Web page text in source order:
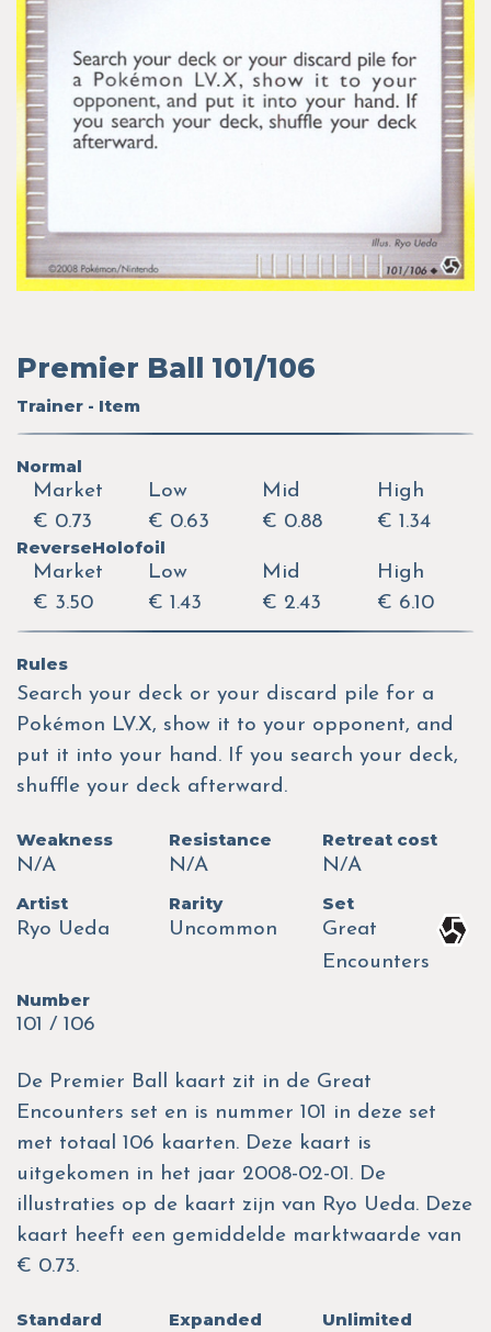
Premier Ball 101/106
Trainer - Item
Normal
Market
€ 0.73
Low
€ 0.63
Mid
€ 0.88
High
€ 1.34
ReverseHolofoil
Market
€ 3.50
Low
€ 1.43
Mid
€ 2.43
High
€ 6.10
Rules
Search your deck or your discard pile for a
Pokémon LV.X, show it to your opponent, and
put it into your hand. If you search your deck,
shuffle your deck afterward.
Weakness
N/A
Resistance
N/A
Retreat cost
N/A
Artist
Ryo Ueda
Rarity
Uncommon
Set
Great
Encounters
Number
101 / 106
De Premier Ball kaart zit in de Great
Encounters set en is nummer 101 in deze set
met totaal 106 kaarten. Deze kaart is
uitgekomen in het jaar 2008-02-01. De
illustraties op de kaart zijn van Ryo Ueda. Deze
kaart heeft een gemiddelde marktwaarde van
€ 0.73.
Standard
Expanded
Unlimited